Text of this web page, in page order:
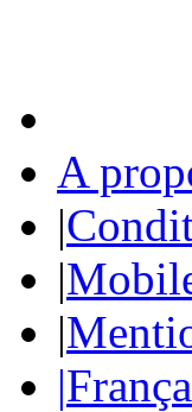
A
|
|
|
|